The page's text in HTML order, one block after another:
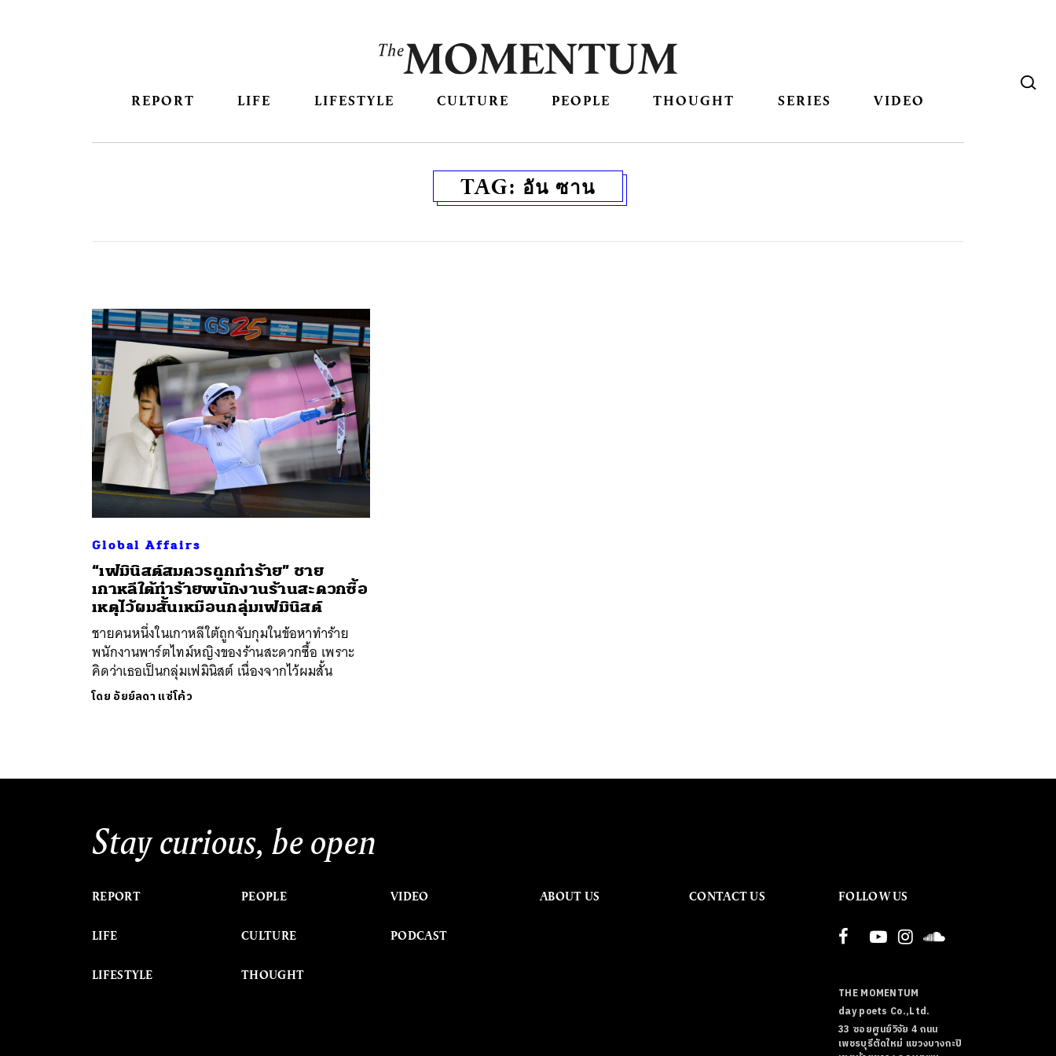
REPORT LIFE LIFESTYLE CULTURE PEOPLE THOUGHT SERIES VIDEO
TAG: อัน ซาน
Global Affairs
“เฟมินิสต์สมควรถูกทำร้าย” ชาย
เกาหลีใต้ทำร้ายพนักงานร้านสะดวกซื้อ
เหตุไว้ผมสั้นเหมือนกลุ่มเฟมินิสต์
ชายคนหนึ่งในเกาหลีใต้ถูกจับกุมในข้อหาทำร้าย
พนักงานพาร์ตไทม์หญิงของร้านสะดวกซื้อ เพราะ
คิดว่าเธอเป็นกลุ่มเฟมินิสต์ เนื่องจากไว้ผมสั้น
โดย อัยย์ลดา แซ่โค้ว
Stay curious, be open
REPORT
LIFE
LIFESTYLE
PEOPLE
CULTURE
THOUGHT
VIDEO
PODCAST
ABOUT US CONTACT US FOLLOW US
THE MOMENTUM
day poets Co.,Ltd.
33 ซอยศูนย์วิจัย 4 ถนน
เพชรบุรีตัดใหม่ แขวงบางกะปิ